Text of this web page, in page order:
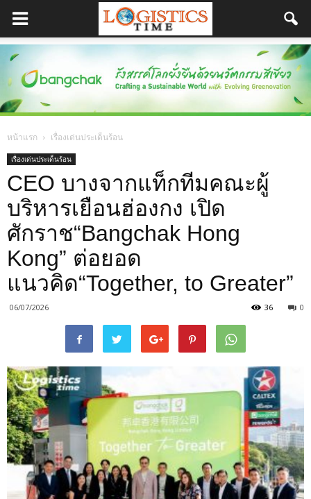
หน้าแรก เรื่องเด่นประเด็นร้อน
เรื่องเด่นประเด็นร้อน
CEO บางจากแท็กทีมคณะผู้
บริหารเยือนฮ่องกง เปิด
ศักราช“Bangchak Hong
Kong” ต่อยอด
แนวคิด“Together, to Greater”
06/07/2026 0
36